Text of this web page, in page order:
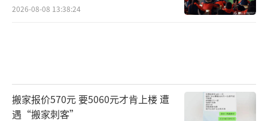
2026-08-08 13:38:24
搬家报价570元 要5060元才肯上楼 遭
遇“搬家刺客”